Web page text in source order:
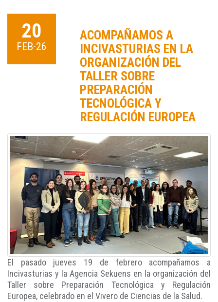
20
FEB-26
ACOMPAÑAMOS A
INCIVASTURIAS EN LA
ORGANIZACIÓN DEL
TALLER SOBRE
PREPARACIÓN
TECNOLÓGICA Y
REGULACIÓN EUROPEA
El pasado jueves 19 de febrero acompañamos a
Incivasturias y la Agencia Sekuens en la organización del
Taller sobre Preparación Tecnológica y Regulación
Europea, celebrado en el Vivero de Ciencias de la Salud.